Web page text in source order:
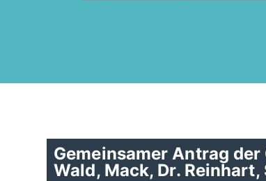
Gemeinsamer Antrag
Wald, Mack, Dr.